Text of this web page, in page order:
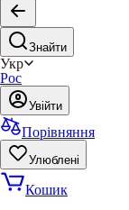
Знайти
Укр
Рос
Увійти
Порівняння
Улюблені
Кошик